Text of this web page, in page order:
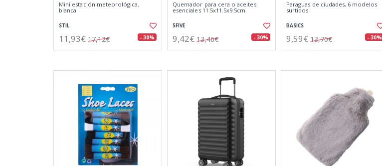
Mini estación meteorológica,
blanca
STIL
11,93€ 17,12€ - 30%
Quemador para cera o aceites
esenciales 11.5x11.5x9.5cm
5FIVE
9,42€ 13,46€ - 30%
Paraguas de ciudades, 6 modelos
surtidos
BASICS
9,59€ 13,70€ - 30%